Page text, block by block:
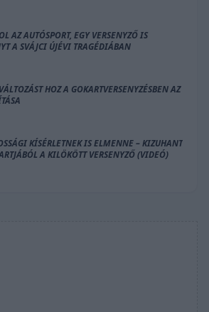
AZ AUTÓSPORT, EGY VERSENYZŐ IS
A SVÁJCI ÚJÉVI TRAGÉDIÁBAN
HOZ A GOKARTVERSENYZÉSBEN AZ
KÍSÉRLETNEK IS ELMENNE – KIZUHANT
A KILÖKÖTT VERSENYZŐ (VIDEÓ)